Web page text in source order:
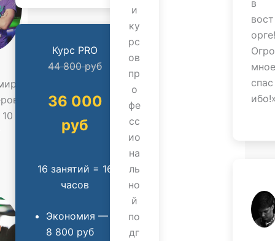
Курс PRO
44 800 руб
36 000
руб
16 занятий = 16
часов
Экономия —
8 800 руб
и
ку
рс
ов
пр
о
фе
сс
ио
на
ль
но
й
по
дг
в
вост
орге!
Огро
мное
спас